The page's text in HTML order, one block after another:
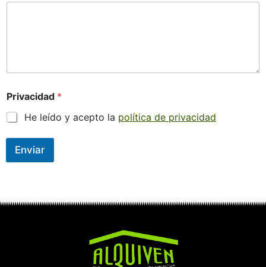
Privacidad *
He leído y acepto la política de privacidad
Enviar